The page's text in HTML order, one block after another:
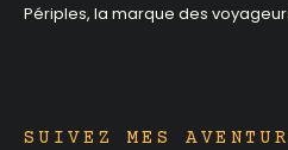
Périples, la marque des
SUIVEZ MES